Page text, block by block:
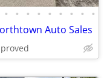
• • • • • • • • •
Auto Sales